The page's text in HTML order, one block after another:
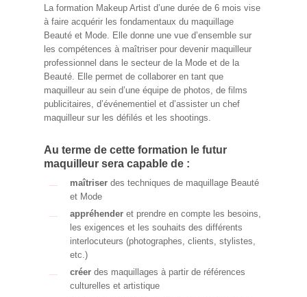
La formation Makeup Artist d’une durée de 6 mois vise
à faire acquérir les fondamentaux du maquillage
Beauté et Mode. Elle donne une vue d’ensemble sur
les compétences à maîtriser pour devenir maquilleur
professionnel dans le secteur de la Mode et de la
Beauté. Elle permet de collaborer en tant que
maquilleur au sein d’une équipe de photos, de films
publicitaires, d’événementiel et d’assister un chef
maquilleur sur les défilés et les shootings.
Au terme de cette formation le futur
maquilleur sera capable de :
maîtriser des techniques de maquillage Beauté
et Mode
appréhender et prendre en compte les besoins,
les exigences et les souhaits des différents
interlocuteurs (photographes, clients, stylistes,
etc.)
créer des maquillages à partir de références
culturelles et artistique